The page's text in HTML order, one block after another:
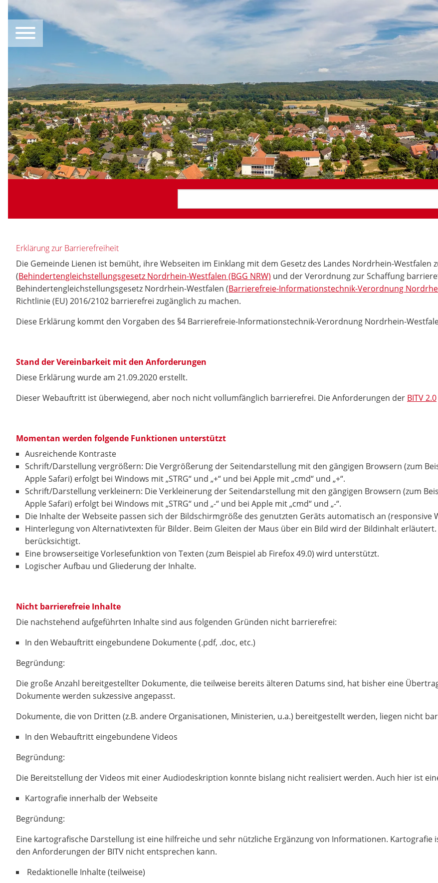
Erklärung zur Barrierefreiheit
Die Gemeinde Lienen ist bemüht, ihre Webseiten im Einklang mit dem Gesetz des Landes Nordrhein-
(Behindertengleichstellungsgesetz Nordrhein-Westfalen (BGG NRW) und der Verordnung zur Schaffung
Behindertengleichstellungsgesetz Nordrhein-Westfalen (Barrierefreie-Informationstechnik-Verordnung
Richtlinie (EU) 2016/2102 barrierefrei zugänglich zu machen.
Diese Erklärung kommt den Vorgaben des §4 Barrierefreie-Informationstechnik-Verordnung Nordrhein-
Stand der Vereinbarkeit mit den Anforderungen
Diese Erklärung wurde am 21.09.2020 erstellt.
Dieser Webauftritt ist überwiegend, aber noch nicht vollumfänglich barrierefrei. Die Anforderungen der BITV 2.0
Momentan werden folgende Funktionen unterstützt
Ausreichende Kontraste
Schrift/Darstellung vergrößern: Die Vergrößerung der Seitendarstellung mit den gängigen Browsern (zum
Apple Safari) erfolgt bei Windows mit „STRG“ und „+“ und bei Apple mit „cmd“ und „+“.
Schrift/Darstellung verkleinern: Die Verkleinerung der Seitendarstellung mit den gängigen Browsern (zum
Apple Safari) erfolgt bei Windows mit „STRG“ und „-“ und bei Apple mit „cmd“ und „-“.
Die Inhalte der Webseite passen sich der Bildschirmgröße des genutzten Geräts automatisch an (responsive
Hinterlegung von Alternativtexten für Bilder. Beim Gleiten der Maus über ein Bild wird der Bildinhalt
berücksichtigt.
Eine browserseitige Vorlesefunktion von Texten (zum Beispiel ab Firefox 49.0) wird unterstützt.
Logischer Aufbau und Gliederung der Inhalte.
Nicht barrierefreie Inhalte
Die nachstehend aufgeführten Inhalte sind aus folgenden Gründen nicht barrierefrei:
In den Webauftritt eingebundene Dokumente (.pdf, .doc, etc.)
Begründung:
Die große Anzahl bereitgestellter Dokumente, die teilweise bereits älteren Datums sind, hat bisher eine
Dokumente werden sukzessive angepasst.
Dokumente, die von Dritten (z.B. andere Organisationen, Ministerien, u.a.) bereitgestellt werden, liegen nicht
In den Webauftritt eingebundene Videos
Begründung:
Die Bereitstellung der Videos mit einer Audiodeskription konnte bislang nicht realisiert werden. Auch hier ist
Kartografie innerhalb der Webseite
Begründung:
Eine kartografische Darstellung ist eine hilfreiche und sehr nützliche Ergänzung von Informationen.
den Anforderungen der BITV nicht entsprechen kann.
Redaktionelle Inhalte (teilweise)